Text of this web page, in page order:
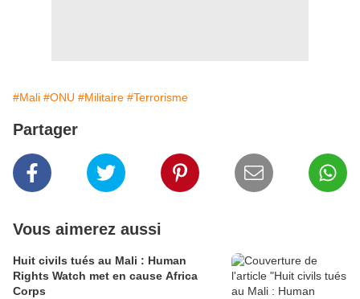
#Mali #ONU #Militaire #Terrorisme
Partager
Vous aimerez aussi
Huit civils tués au Mali : Human
Rights Watch met en cause Africa
Corps